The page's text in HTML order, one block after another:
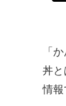
「
丼と
情報